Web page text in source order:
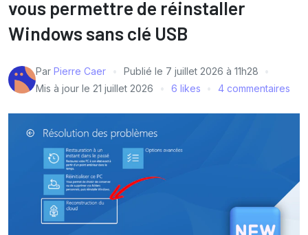
vous permettre de réinstaller
Windows sans clé USB
Par Pierre Caer Publié le 7 juillet 2026 à 11h28
Mis à jour le 21 juillet 2026 6 likes 4 commentaires